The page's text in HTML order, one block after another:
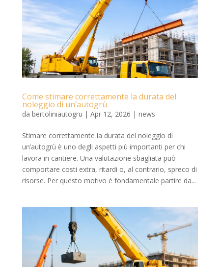
Come stimare correttamente la durata del
noleggio di un’autogrù
da bertoliniautogru | Apr 12, 2026 | news
Stimare correttamente la durata del noleggio di
un’autogrù è uno degli aspetti più importanti per chi
lavora in cantiere. Una valutazione sbagliata può
comportare costi extra, ritardi o, al contrario, spreco di
risorse. Per questo motivo è fondamentale partire da...